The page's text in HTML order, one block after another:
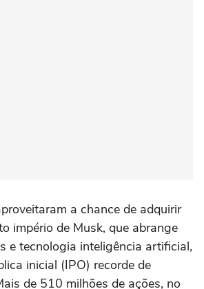
a chance de adquirir
império de Musk, que abrange
e tecnologia inteligência artificial,
inicial (IPO) recorde de
de 510 milhões de ações, no